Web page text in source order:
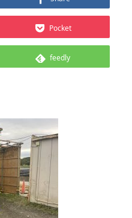
Pocket
feedly